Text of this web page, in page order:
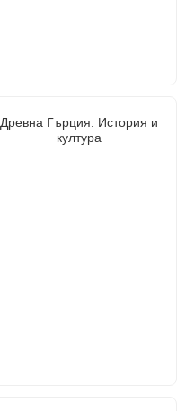
Древна Гърция: История и
култура